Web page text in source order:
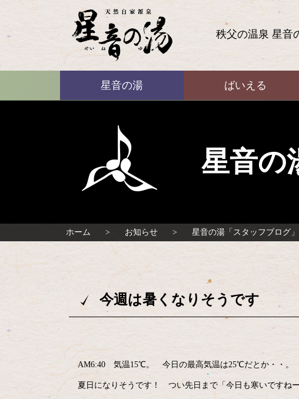
ばいえる
秩父の温泉 星
星音の湯 ばいえる
星音の
ホーム お知らせ 星音の湯「スタッフブログ」
今週は暑くなりそうです
AM6:40 気温15℃。 今日の最高気温は25℃だとか・・。
夏日になりそうです！ つい先日まで「今日も寒いですねー